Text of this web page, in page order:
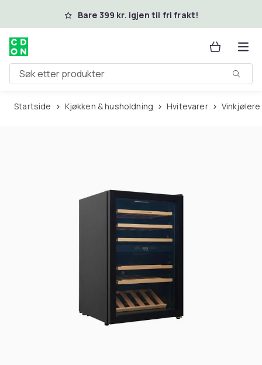
Hopp til hovedinnholdBare 399 kr. igjen til fri frakt!
Søk etter produkter
Startside Kjøkken & husholdning Hvitevarer Vinkjølere